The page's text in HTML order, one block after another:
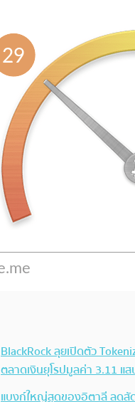
BlackRock ลุยเปิดตัว
ตลาดเงินยุโรปมูลค่า 3.11 แ
แบงก์ใหญ่สุดของอิตาลี ลดสั